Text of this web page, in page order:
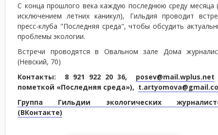
С конца прошлого века каждую последнюю среду месяца
исключением летних каникул), Гильдия проводит
пресс-клуба "Последняя среда", чтобы обсудить
проблемы экологии.
Встречи проводятся в Овальном зале Дома
(Невский, 70)
Контакты: 8 921 922 20 36, posev@mail.wplus.net
пометкой «Последняя среда»),
Группа Гильдии экологических
(ВКонтакте)